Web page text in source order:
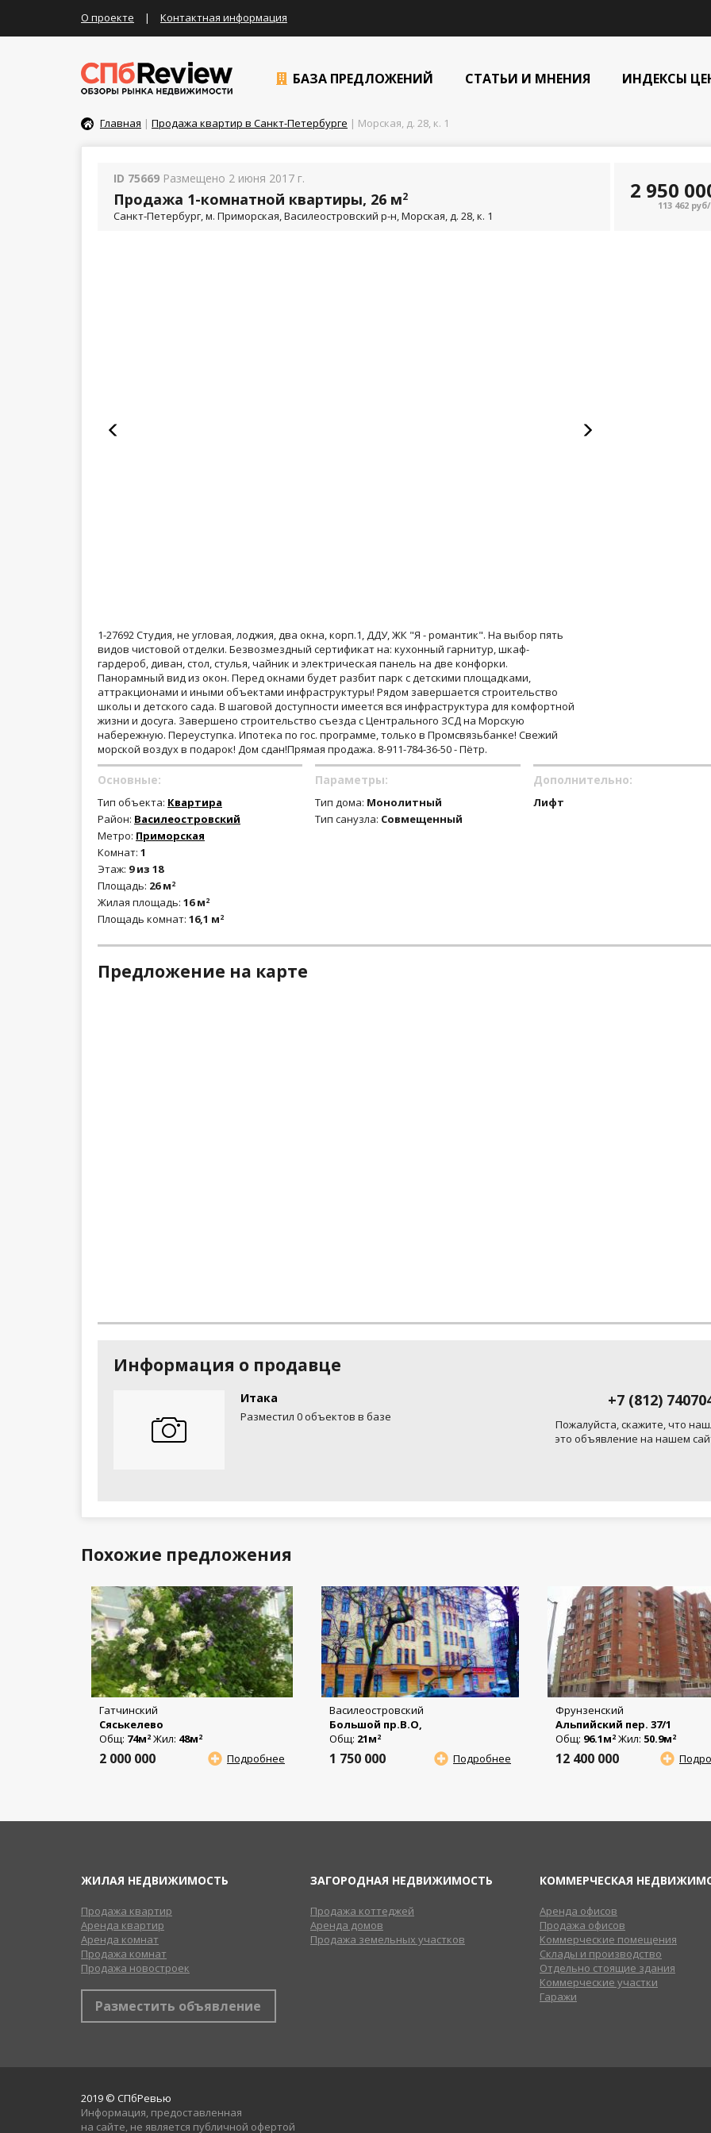
О проекте | Контактная информация
БАЗА ПРЕДЛОЖЕНИЙ СТАТЬИ И МНЕНИЯ ИНДЕКСЫ
Главная | Продажа квартир в Санкт-Петербурге | Морская, д. 28, к. 1
ID 75669 Размещено 2 июня 2017 г.
Продажа 1-комнатной квартиры, 26 м2
Санкт-Петербург, м. Приморская, Василеостровский р-н, Морская, д. 28, к. 1
2 950
113 462
1-27692 Студия, не угловая, лоджия, два окна, корп.1, ДДУ, ЖК "Я - романтик". На выбор пять
видов чистовой отделки. Безвозмездный сертификат на: кухонный гарнитур, шкаф-
гардероб, диван, стол, стулья, чайник и электрическая панель на две конфорки.
Панорамный вид из окон. Перед окнами будет разбит парк с детскими площадками,
аттракционами и иными объектами инфраструктуры! Рядом завершается строительство
школы и детского сада. В шаговой доступности имеется вся инфраструктура для комфортной
жизни и досуга. Завершено строительство съезда с Центрального ЗСД на Морскую
набережную. Переуступка. Ипотека по гос. программе, только в Промсвязьбанке! Свежий
морской воздух в подарок! Дом сдан!Прямая продажа. 8-911-784-36-50 - Пётр.
Основные:
Тип объекта: Квартира
Район: Василеостровский
Метро: Приморская
Комнат: 1
Этаж: 9 из 18
Площадь: 26 м2
Жилая площадь: 16 м2
Площадь комнат: 16,1 м2
Параметры:
Тип дома: Монолитный
Тип санузла: Совмещенный
Дополнительно:
Лифт
Предложение на карте
Информация о продавце
+7 (812)
Пожалуйста, скажите, что
это объявление на нашем
Итака
Разместил 0 объектов в базе
Похожие предложения
Гатчинский
Сяськелево
Общ: 74м2 Жил: 48м2
Подробнее
2 000 000
Василеостровский
Большой пр.В.О,
Общ: 21м2
Подробнее
1 750 000
Фрунзенский
Альпийский пер. 37/1
Общ: 96.1м2 Жил: 50.9м2
12 400 000
ЖИЛАЯ НЕДВИЖИМОСТЬ
Продажа квартир
Аренда квартир
Аренда комнат
Продажа комнат
Продажа новостроек
Разместить объявление
ЗАГОРОДНАЯ НЕДВИЖИМОСТЬ
Продажа коттеджей
Аренда домов
Продажа земельных участков
КОММЕРЧЕСКАЯ
Аренда офисов
Продажа офисов
Коммерческие помещения
Склады и производство
Отдельно стоящие здания
Коммерческие участки
Гаражи
2019 © СПбРевью
Информация, предоставленная
на сайте, не является публичной офертой